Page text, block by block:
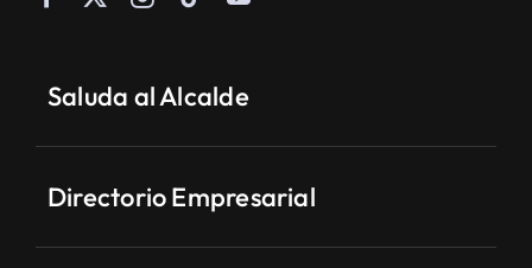
Saluda al Alcalde
Directorio Empresarial